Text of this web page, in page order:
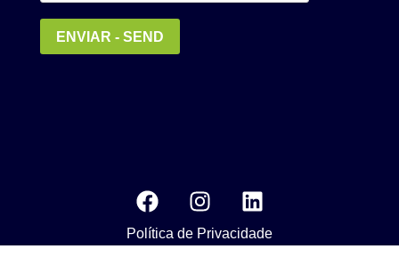
Política de Privacidade